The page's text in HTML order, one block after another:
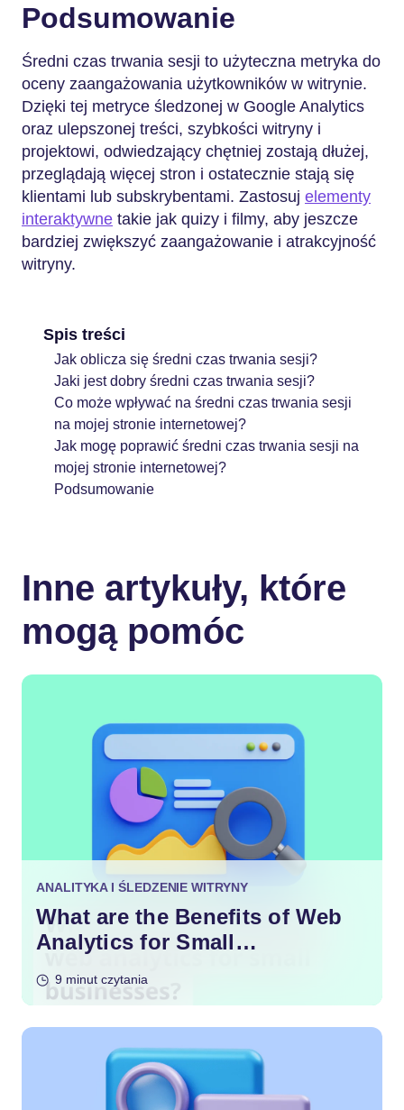
Podsumowanie
Średni czas trwania sesji to użyteczna metryka do
oceny zaangażowania użytkowników w witrynie.
Dzięki tej metryce śledzonej w Google Analytics
oraz ulepszonej treści, szybkości witryny i
projektowi, odwiedzający chętniej zostają dłużej,
przeglądają więcej stron i ostatecznie stają się
klientami lub subskrybentami. Zastosuj elementy
interaktywne takie jak quizy i filmy, aby jeszcze
bardziej zwiększyć zaangażowanie i atrakcyjność
witryny.
Spis treści
Jak oblicza się średni czas trwania sesji?
Jaki jest dobry średni czas trwania sesji?
Co może wpływać na średni czas trwania sesji
na mojej stronie internetowej?
Jak mogę poprawić średni czas trwania sesji na
mojej stronie internetowej?
Podsumowanie
Inne artykuły, które
mogą pomóc
ANALITYKA I ŚLEDZENIE WITRYNY
What are the Benefits of Web
Analytics for Small
9 minut czytania